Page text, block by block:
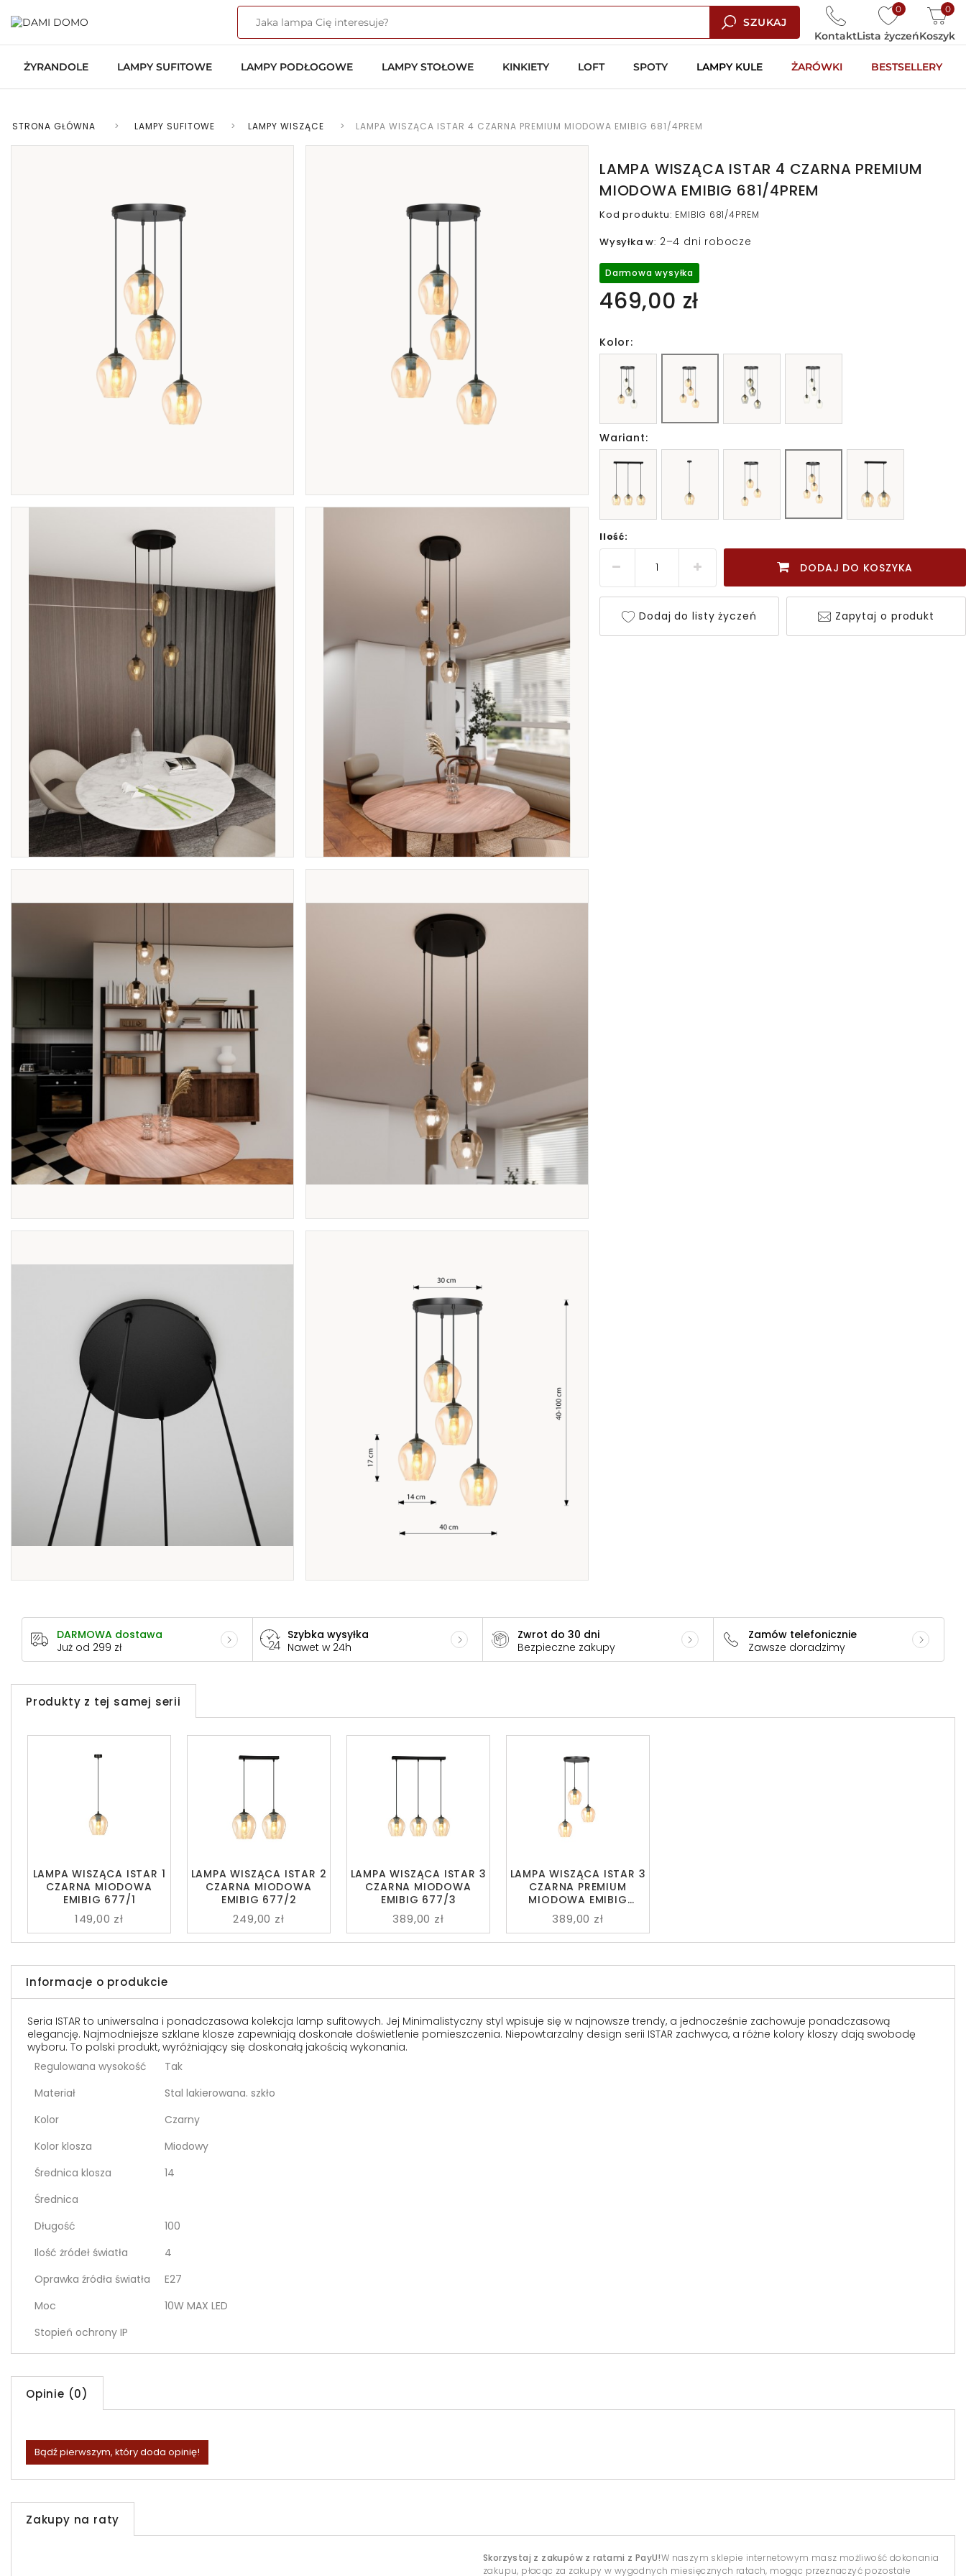
SZUKAJ
0
Lista życzeń
0
Koszyk
Kontakt
ŻYRANDOLE LAMPY SUFITOWE LAMPY PODŁOGOWE LAMPY STOŁOWE KINKIETY LOFT SPOTY LAMPY KULE ŻARÓWKI BESTSELLERY
STRONA GŁÓWNA > LAMPY SUFITOWE > LAMPY WISZĄCE > LAMPA WISZĄCA ISTAR 4 CZARNA PREMIUM MIODOWA EMIBIG 681/4PREM
LAMPA WISZĄCA ISTAR 4 CZARNA PREMIUM
MIODOWA EMIBIG 681/4PREM
Kod produktu: EMIBIG 681/4PREM
Wysyłka w: 2–4 dni robocze
Darmowa wysyłka
469,00 zł
Kolor:
Wariant:
Ilość:
DODAJ DO KOSZYKA
Dodaj do listy życzeń Zapytaj o produkt
DARMOWA dostawa
Już od 299 zł
Szybka wysyłka
Nawet w 24h
Zwrot do 30 dni
Bezpieczne zakupy
Zamów telefonicznie
Zawsze doradzimy
Produkty z tej samej serii
LAMPA WISZĄCA ISTAR 1
CZARNA MIODOWA
EMIBIG 677/1
149,00 zł
LAMPA WISZĄCA ISTAR 2
CZARNA MIODOWA
EMIBIG 677/2
249,00 zł
LAMPA WISZĄCA ISTAR 3
CZARNA MIODOWA
EMIBIG 677/3
389,00 zł
LAMPA WISZĄCA ISTAR 3
CZARNA PREMIUM
MIODOWA EMIBIG
681/3PREM
389,00 zł
Informacje o produkcie
Seria ISTAR to uniwersalna i ponadczasowa kolekcja lamp sufitowych. Jej Minimalistyczny styl wpisuje się w najnowsze trendy, a jednocześnie zachowuje ponadczasową
elegancję. Najmodniejsze szklane klosze zapewniają doskonałe doświetlenie pomieszczenia. Niepowtarzalny design serii ISTAR zachwyca, a różne kolory kloszy dają swobodę
wyboru. To polski produkt, wyróżniający się doskonałą jakością wykonania.
Regulowana wysokość
Tak
Materiał
Stal lakierowana. szkło
Kolor
Czarny
Kolor klosza
Miodowy
Średnica klosza
14
Średnica
Długość
100
Ilość żródeł światła
4
Oprawka źródła światła
E27
Moc
10W MAX LED
Stopień ochrony IP
Opinie (0)
Bądź pierwszym, który doda opinię!
Zakupy na raty
Skorzystaj z zakupów z ratami z PayU!W naszym sklepie internetowym masz możliwość dokonania
zakupu, płacąc za zakupy w wygodnych miesięcznych ratach, mogąc przeznaczyć pozostałe